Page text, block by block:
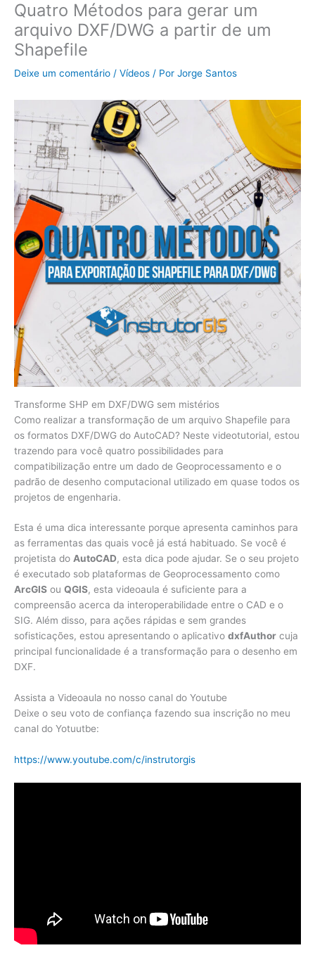
Quatro Métodos para gerar um
arquivo DXF/DWG a partir de um
Shapefile
Deixe um comentário / Vídeos / Por Jorge Santos
Transforme SHP em DXF/DWG sem mistérios
Como realizar a transformação de um arquivo Shapefile para
os formatos DXF/DWG do AutoCAD? Neste videotutorial, estou
trazendo para você quatro possibilidades para
compatibilização entre um dado de Geoprocessamento e o
padrão de desenho computacional utilizado em quase todos os
projetos de engenharia.
Esta é uma dica interessante porque apresenta caminhos para
as ferramentas das quais você já está habituado. Se você é
projetista do AutoCAD, esta dica pode ajudar. Se o seu projeto
é executado sob plataformas de Geoprocessamento como
ArcGIS ou QGIS, esta videoaula é suficiente para a
compreensão acerca da interoperabilidade entre o CAD e o
SIG. Além disso, para ações rápidas e sem grandes
sofisticações, estou apresentando o aplicativo dxfAuthor cuja
principal funcionalidade é a transformação para o desenho em
DXF.
Assista a Videoaula no nosso canal do Youtube
Deixe o seu voto de confiança fazendo sua inscrição no meu
canal do Yotuutbe:
https://www.youtube.com/c/instrutorgis